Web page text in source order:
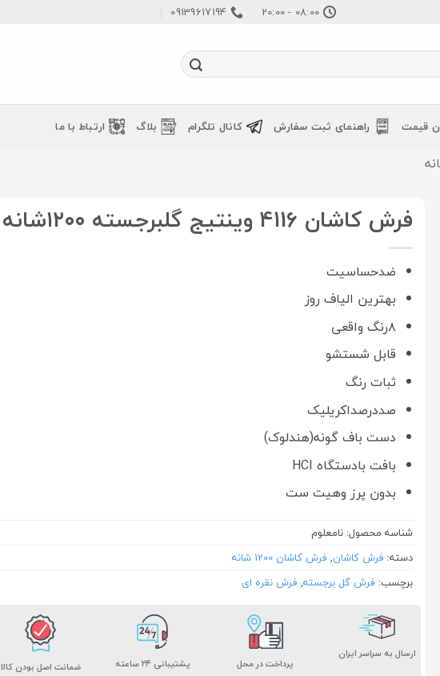
08:00 - 20:00
09139617194
قیمت راهنمای ثبت سفارش کانال تلگرام بلاگ ارتباط با ما
فرش کاشان 4116 وینتیج گلبرجسته ۱۲۰۰شانه
ضدحساسیت
بهترین الیاف روز
۸رنگ واقعی
قابل شستشو
ثبات رنگ
صددرصداکریلیک
دست باف گونه(هندلوک)
بافت بادستگاه HCI
بدون پرز وهیت ست
شناسه محصول: نامعلوم
دسته: فرش کاشان, فرش کاشان 1200 شانه
برچسب: فرش گل برجسته, فرش نقره ای
ارسال به سراسر ایران
پرداخت در محل پشتیبانی ۲۴ ساعته ضمانت اصل بودن کالا